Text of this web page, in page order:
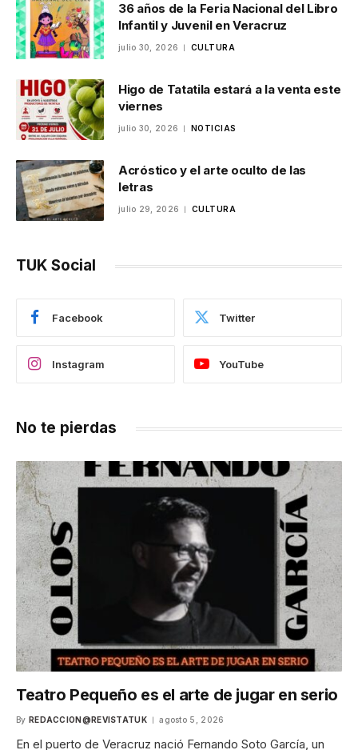
36 años de la Feria Nacional del Libro
Infantil y Juvenil en Veracruz
julio 30, 2026 CULTURA
Higo de Tatatila estará a la venta este
viernes
julio 30, 2026 NOTICIAS
Acróstico y el arte oculto de las
letras
julio 29, 2026 CULTURA
TUK Social
Facebook Twitter
Instagram YouTube
No te pierdas
Teatro Pequeño es el arte de jugar en serio
By REDACCION@REVISTATUK agosto 5, 2026
En el puerto de Veracruz nació Fernando Soto García, un